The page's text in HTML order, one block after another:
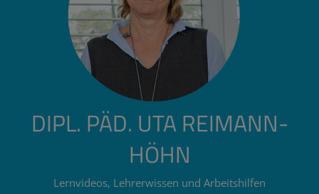
DIPL. PÄD. UTA REIMANN-
HÖHN
Lernvideos, Lehrerwissen und Arbeitshilfen